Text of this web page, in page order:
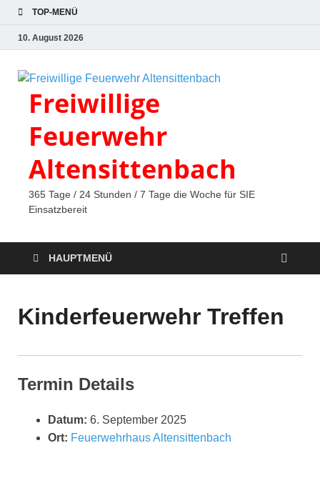
TOP-MENÜ
10. August 2026
Freiwillige
Feuerwehr
Altensittenbach
365 Tage / 24 Stunden / 7 Tage die Woche für SIE
Einsatzbereit
HAUPTMENÜ
Kinderfeuerwehr Treffen
Termin Details
Datum: 6. September 2025
Ort: Feuerwehrhaus Altensittenbach